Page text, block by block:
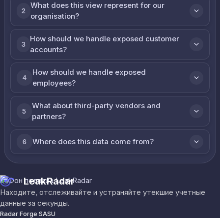
2
What does this view represent for our
organisation?
3
How should we handle exposed customer
accounts?
4
How should we handle exposed
employees?
5
What about third-party vendors and
partners?
6 Where does this data come from?
LeakRadar
Находите, отслеживайте и устраняйте утекшие учетные
данные за секунды.
Radar Forge SASU